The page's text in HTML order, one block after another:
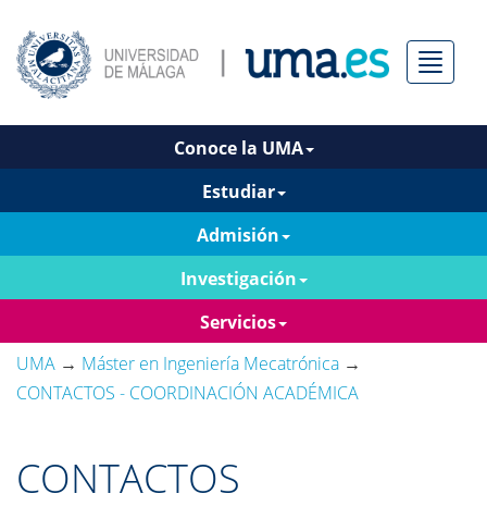
Menú
Conoce la UMA
Estudiar
Admisión
Investigación
Servicios
UMA → Máster en Ingeniería Mecatrónica →
CONTACTOS - COORDINACIÓN ACADÉMICA
CONTACTOS